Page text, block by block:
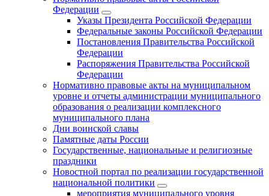
Федерации
Указы Президента Российской Федерации
Федеральные законы Российской Федерации
Постановления Правительства Российской
Федерации
Распоряжения Правительства Российской
Федерации
Нормативно правовые акты на муниципальном
уровне и отчеты администрации муниципального
образования о реализации комплексного
муниципального плана
Дни воинской славы
Памятные даты России
Государственные, национальные и религиозные
праздники
Новостной портал по реализации государственной
национальной политики
мероприятия муниципального уровня